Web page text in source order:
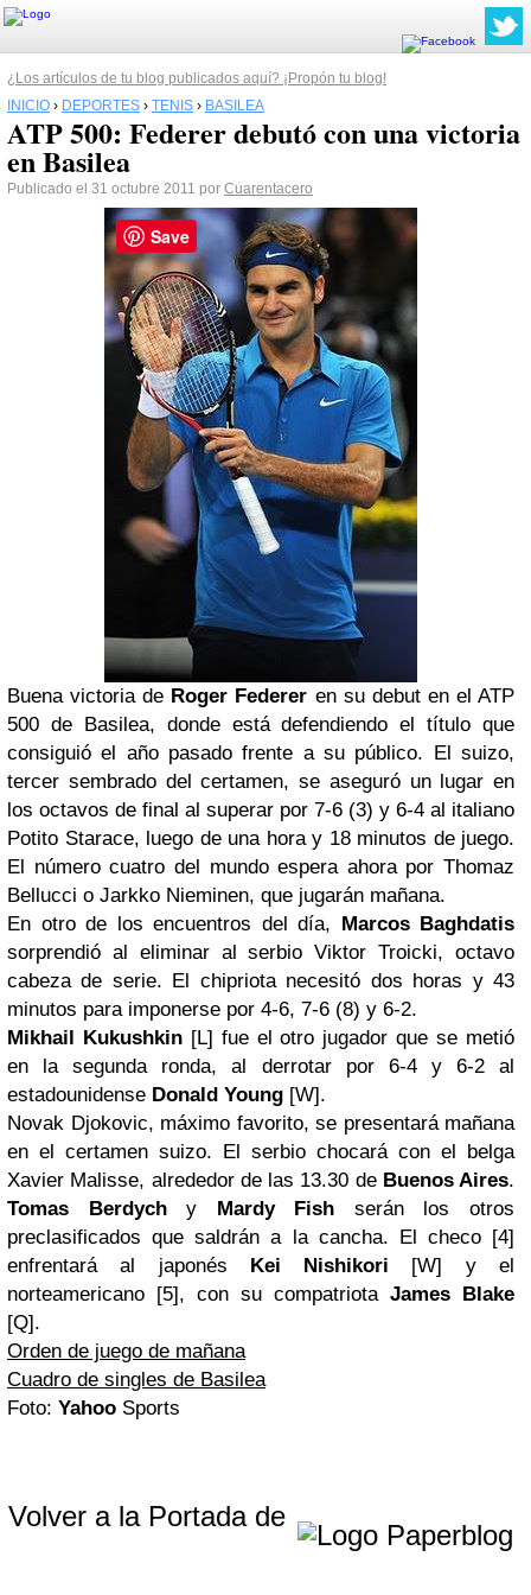
¿Los artículos de tu blog publicados aquí? ¡Propón tu blog!
INICIO › DEPORTES › TENIS › BASILEA
ATP 500: Federer debutó con una victoria
en Basilea
Publicado el 31 octubre 2011 por Cuarentacero
Buena victoria de Roger Federer en su debut en el ATP
500 de Basilea, donde está defendiendo el título que
consiguió el año pasado frente a su público. El suizo,
tercer sembrado del certamen, se aseguró un lugar en
los octavos de final al superar por 7-6 (3) y 6-4 al italiano
Potito Starace, luego de una hora y 18 minutos de juego.
El número cuatro del mundo espera ahora por Thomaz
Bellucci o Jarkko Nieminen, que jugarán mañana.
En otro de los encuentros del día, Marcos Baghdatis
sorprendió al eliminar al serbio Viktor Troicki, octavo
cabeza de serie. El chipriota necesitó dos horas y 43
minutos para imponerse por 4-6, 7-6 (8) y 6-2.
Mikhail Kukushkin[L] fue el otro jugador que se metió
en la segunda ronda, al derrotar por 6-4 y 6-2 al
estadounidense Donald Young [W].
Novak Djokovic, máximo favorito, se presentará mañana
en el certamen suizo. El serbio chocará con el belga
Xavier Malisse, alrededor de las 13.30 de Buenos Aires.
Tomas Berdychy Mardy Fish serán los otros
preclasificados que saldrán a la cancha. El checo [4]
enfrentará al japonés Kei Nishikori [W] y el
norteamericano [5], con su compatriota James Blake
[Q].
Orden de juego de mañana
Cuadro de singles de Basilea
Foto: Yahoo Sports
Volver a la Portada de
Save